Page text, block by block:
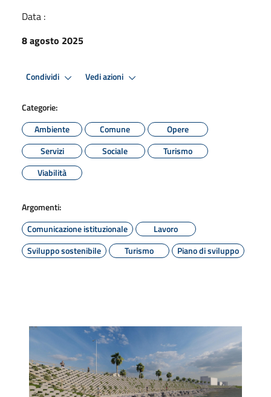
Data :
8 agosto 2025
Condividi Vedi azioni
Categorie:
Ambiente
Comune
Opere
Servizi
Sociale
Turismo
Viabilità
Argomenti:
Comunicazione istituzionale
Lavoro
Sviluppo sostenibile
Turismo Piano di sviluppo